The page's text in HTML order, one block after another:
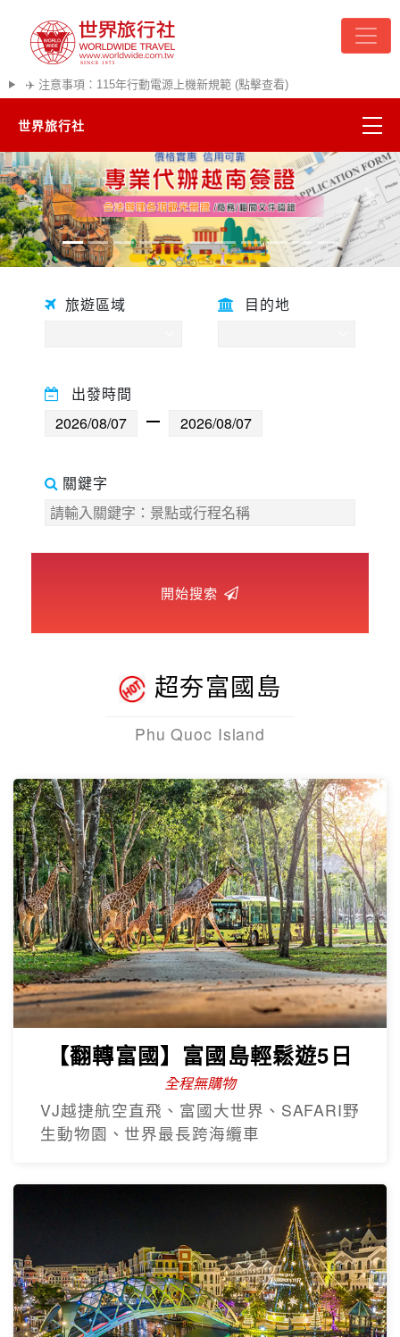
✈️ 注意事項：115年行動電源上機新規範 (點擊查看)
世界旅行社
精彩越南
熱門韓國
超夯日本
世界臻旅
歐洲之旅
往前 往後
旅遊區域 目的地
出發時間
關鍵字
開始搜索
超夯富國島
Phu Quoc Island
【翻轉富國】富國島輕鬆遊5日
全程無購物
VJ越捷航空直飛、富國大世界、SAFARI野
生動物園、世界最長跨海纜車